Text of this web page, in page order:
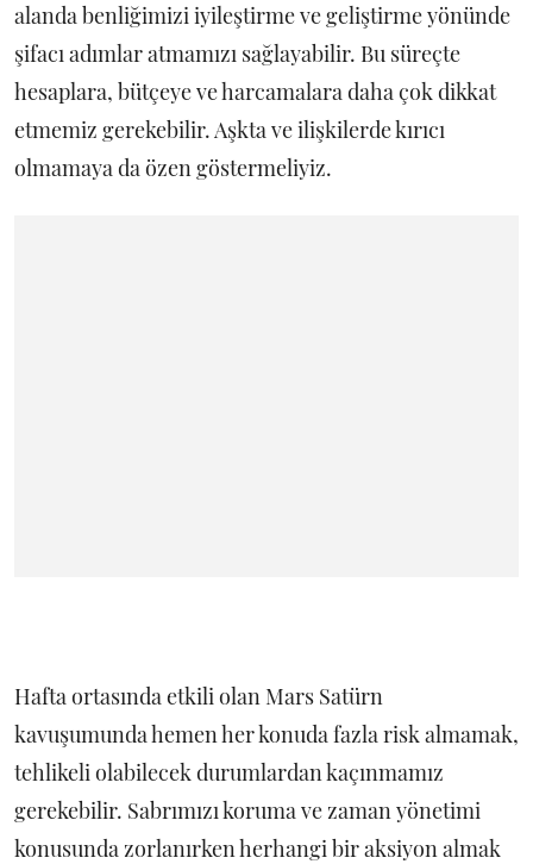
alanda benliğimizi iyileştirme ve geliştirme yönünde
şifacı adımlar atmamızı sağlayabilir. Bu süreçte
hesaplara, bütçeye ve harcamalara daha çok dikkat
etmemiz gerekebilir. Aşkta ve ilişkilerde kırıcı
olmamaya da özen göstermeliyiz.
Hafta ortasında etkili olan Mars Satürn
kavuşumunda hemen her konuda fazla risk almamak,
tehlikeli olabilecek durumlardan kaçınmamız
gerekebilir. Sabrımızı koruma ve zaman yönetimi
konusunda zorlanırken herhangi bir aksiyon almak